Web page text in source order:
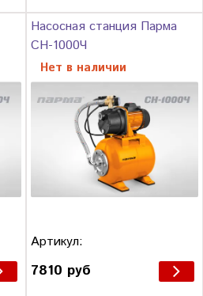
Насосная станция Парма
СН-1000Ч
Нет в наличии
Артикул:
7810 руб